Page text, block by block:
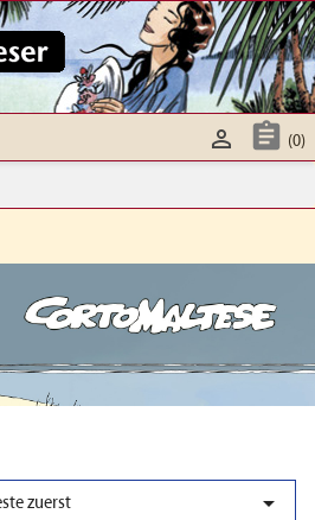
 (0)

zuerst 